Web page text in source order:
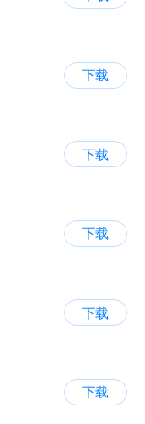
下载
下载
下载
下载
下载